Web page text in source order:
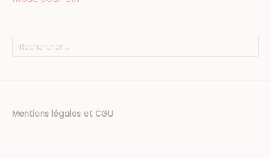
Rechercher :
Mentions légales et CGU